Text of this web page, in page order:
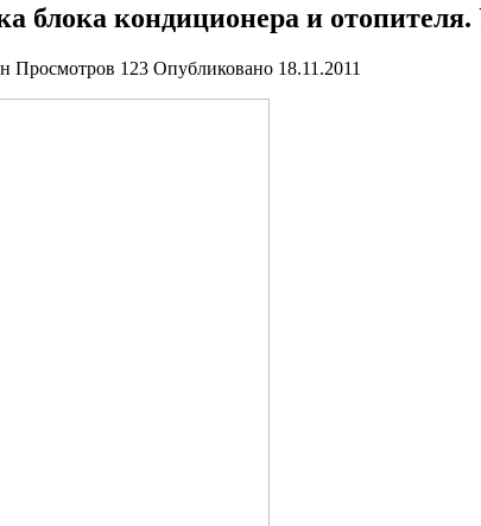
блока кондиционера и
Просмотров 123 Опубликовано 18.11.2011